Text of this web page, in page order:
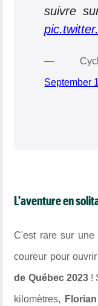
suivre
—
September
L'aventure en
C'est rare sur
coureur pour
de Québec 2023!
kilomètres,